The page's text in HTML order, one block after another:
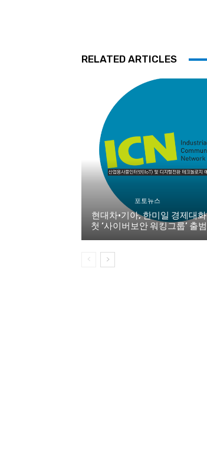
RELATED ARTICLES
포토뉴스
현대차·기아, 한미일 경제대화
첫 ‘사이버보안 워킹그룹’ 출범